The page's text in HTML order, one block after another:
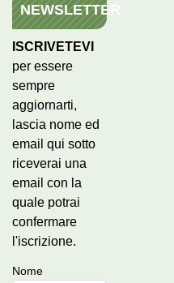
NEWSLETTER
ISCRIVETEVI
per essere
sempre
aggiornarti,
lascia nome ed
email qui sotto
riceverai una
email con la
quale potrai
confermare
l'iscrizione.
Nome